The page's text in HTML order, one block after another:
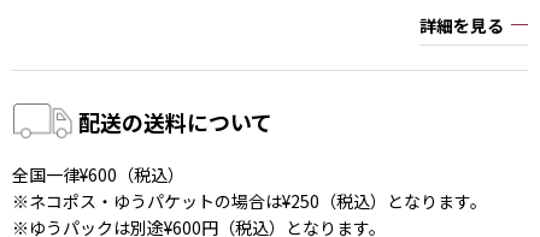
詳細を見る
配送の送料について
全国一律¥600（税込）
※ネコポス・ゆうパケットの場合は¥250（税込）となります。
※ゆうパックは別途¥600円（税込）となります。